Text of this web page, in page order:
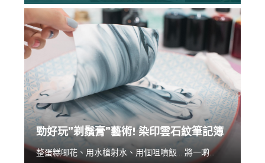
勁好玩”剃鬚膏”藝術! 染印雲石紋筆記簿
整蛋糕唧花、用水槍射水、用個咀噴飯... 將一啲...